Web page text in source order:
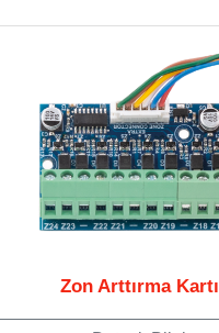
Zon Arttırma Kartı